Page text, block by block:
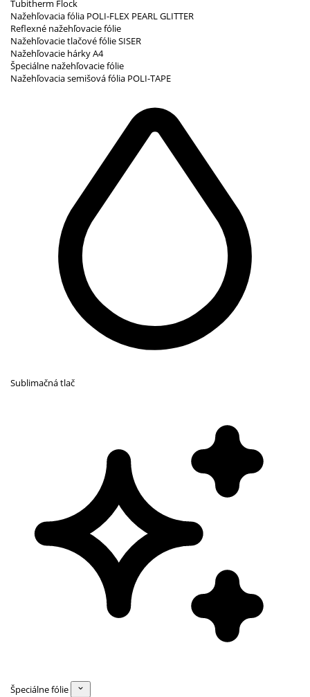
Tubitherm Flock
Nažehľovacia fólia POLI-FLEX PEARL GLITTER
Reflexné nažehľovacie fólie
Nažehľovacie tlačové fólie SISER
Nažehľovacie hárky A4
Špeciálne nažehľovacie fólie
Nažehľovacia semišová fólia POLI-TAPE
Sublimačná tlač
Špeciálne fólie